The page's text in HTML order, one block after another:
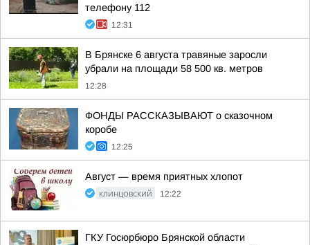
телефону 112
12:31
В Брянске 6 августа травяные заросли
убрали на площади 58 500 кв. метров
12:28
ФОНДЫ РАССКАЗЫВАЮТ о сказочном
коробе
12:25
Август — время приятных хлопот
КЛИНЦОВСКИЙ 12:22
ГКУ Госюрбюро Брянской области